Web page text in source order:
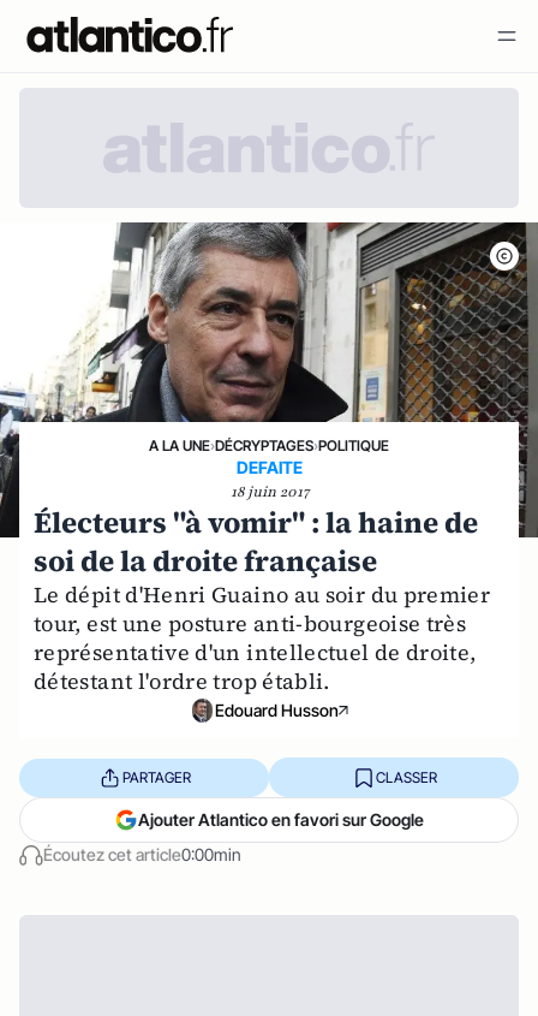
A LA UNE›DÉCRYPTAGES›POLITIQUE
DEFAITE
18 juin 2017
Électeurs "à vomir" : la haine de
soi de la droite française
Le dépit d'Henri Guaino au soir du premier
tour, est une posture anti-bourgeoise très
représentative d'un intellectuel de droite,
détestant l'ordre trop établi.
Edouard Husson
Écoutez cet article0:00min
PARTAGER CLASSER
Ajouter Atlantico en favori sur Google